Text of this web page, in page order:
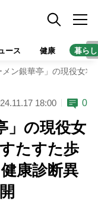
ース 健康 暮らし
メン銀華亭」の現役女
18:00 0
」の現役女
たすた歩
康診断異